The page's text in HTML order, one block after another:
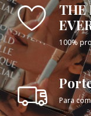
THE
100%
Para